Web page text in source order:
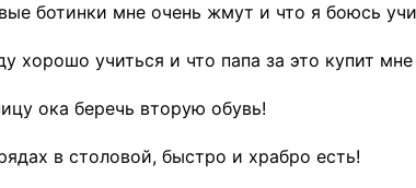
ботинки мне очень жмут и что я боюсь
хорошо учиться и что папа за это купит
ока беречь вторую обувь!
в столовой, быстро и храбро есть!